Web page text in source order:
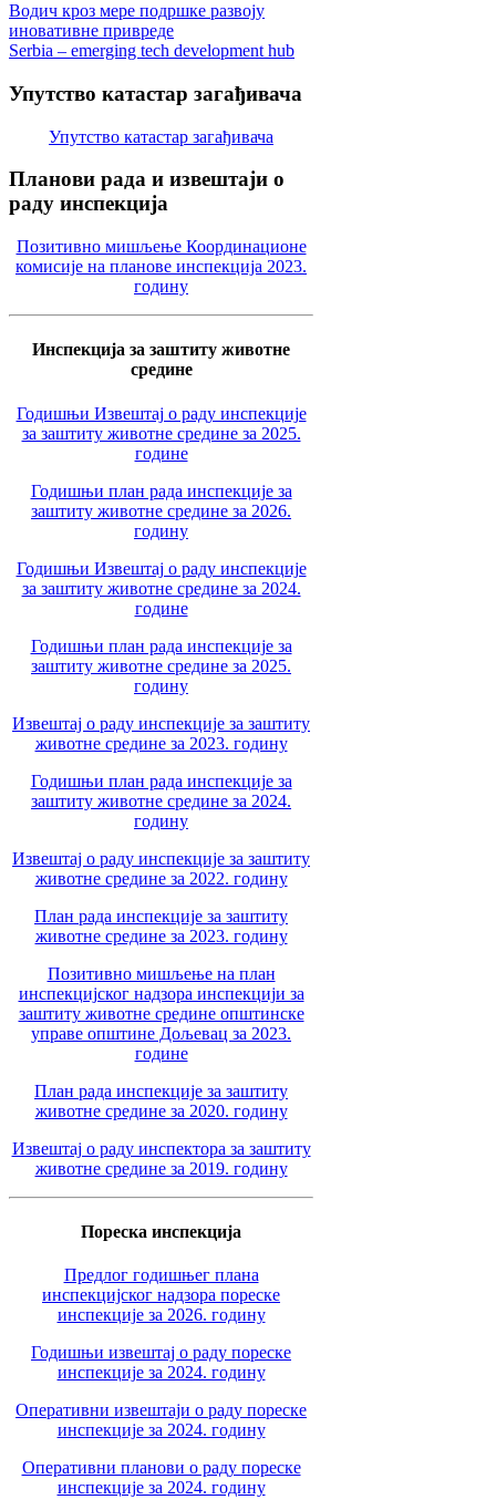
Водич кроз мере подршке развоју
иновативне привреде
Serbia – emerging tech development hub
Упутство катастар загађивача
Упутство катастар загађивача
Планови рада и извештаји о
раду инспекција
Позитивно мишљење Координационе
комисије на планове инспекција 2023.
годину
Инспекција за заштиту животне
средине
Годишњи Извештај о раду инспекције
за заштиту животне средине за 2025.
године
Годишњи план рада инспекције за
заштиту животне средине за 2026.
годину
Годишњи Извештај о раду инспекције
за заштиту животне средине за 2024.
године
Годишњи план рада инспекције за
заштиту животне средине за 2025.
годину
Извештај о раду инспекције за заштиту
животне средине за 2023. годину
Годишњи план рада инспекције за
заштиту животне средине за 2024.
годину
Извештај о раду инспекције за заштиту
животне средине за 2022. годину
План рада инспекције за заштиту
животне средине за 2023. годину
Позитивно мишљење на план
инспекцијског надзора инспекцији за
заштиту животне средине општинске
управе општине Дољевац за 2023.
године
План рада инспекције за заштиту
животне средине за 2020. годину
Извештај о раду инспектора за заштиту
животне средине за 2019. годину
Пореска инспекција
Предлог годишњег плана
инспекцијског надзора пореске
инспекције за 2026. годину
Годишњи извештај о раду пореске
инспекције за 2024. годину
Оперативни извештаји о раду пореске
инспекције за 2024. годину
Оперативни планови о раду пореске
инспекције за 2024. годину